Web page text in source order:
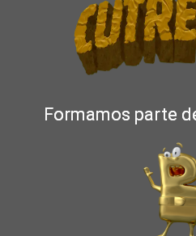
Formamos parte